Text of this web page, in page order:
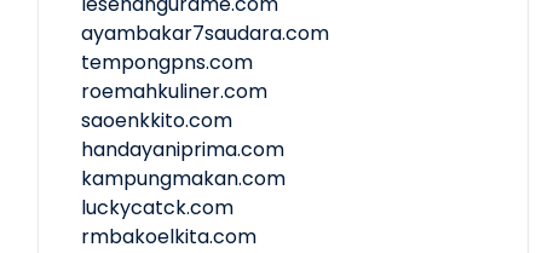
ayambakar7saudara.com
tempongpns.com
roemahkuliner.com
saoenkkito.com
handayaniprima.com
kampungmakan.com
luckycatck.com
rmbakoelkita.com